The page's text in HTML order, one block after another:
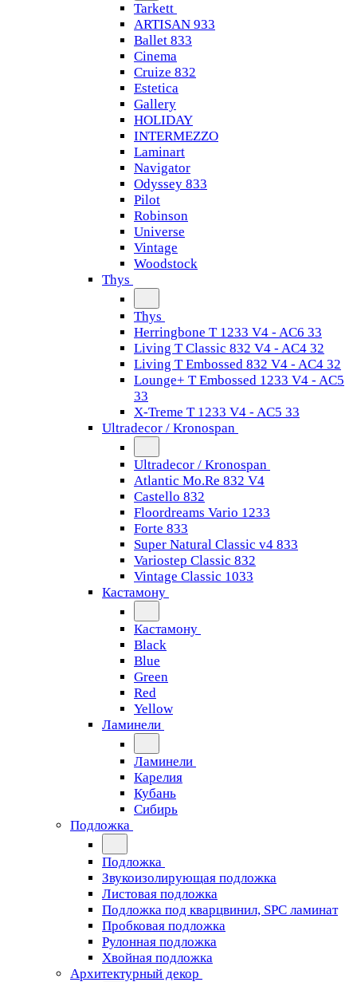
Tarkett
ARTISAN 933
Ballet 833
Cinema
Cruize 832
Estetica
Gallery
HOLIDAY
INTERMEZZO
Laminart
Navigator
Odyssey 833
Pilot
Robinson
Universe
Vintage
Woodstock
Thys
Thys
Herringbone T 1233 V4 - AC6 33
Living T Classic 832 V4 - AC4 32
Living T Embossed 832 V4 - AC4 32
Lounge+ T Embossed 1233 V4 - AC5
33
X-Treme T 1233 V4 - AC5 33
Ultradecor / Kronospan
Ultradecor / Kronospan
Atlantic Mo.Re 832 V4
Castello 832
Floordreams Vario 1233
Forte 833
Super Natural Classic v4 833
Variostep Classic 832
Vintage Classic 1033
Кастамону
Кастамону
Black
Blue
Green
Red
Yellow
Ламинели
Ламинели
Карелия
Кубань
Сибирь
Подложка
Подложка
Звукоизолирующая подложка
Листовая подложка
Подложка под кварцвинил, SPC ламинат
Пробковая подложка
Рулонная подложка
Хвойная подложка
Архитектурный декор